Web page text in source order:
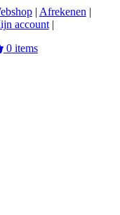
| Afrekenen |
account|
0items